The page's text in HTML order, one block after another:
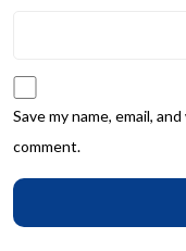
Save my name, email,
comment.